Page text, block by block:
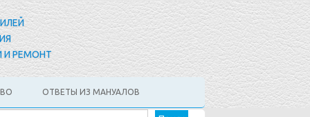
И РЕМОНТ
ОТВЕТЫ ИЗ МАНУАЛОВ